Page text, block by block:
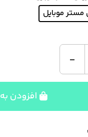
-
افزودن